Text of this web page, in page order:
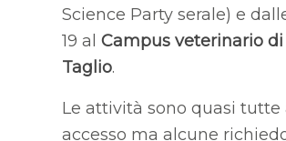
Science Party serale) e
19 al Campus veterinario di
Taglio.
Le attività sono quasi tutte
accesso ma alcune